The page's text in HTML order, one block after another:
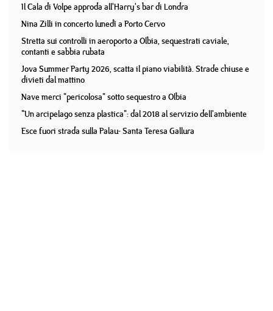
Il Cala di Volpe approda all'Harry's bar di Londra
Nina Zilli in concerto lunedì a Porto Cervo
Stretta sui controlli in aeroporto a Olbia, sequestrati caviale,
contanti e sabbia rubata
Jova Summer Party 2026, scatta il piano viabilità. Strade chiuse e
divieti dal mattino
Nave merci "pericolosa" sotto sequestro a Olbia
"Un arcipelago senza plastica": dal 2018 al servizio dell'ambiente
Esce fuori strada sulla Palau- Santa Teresa Gallura